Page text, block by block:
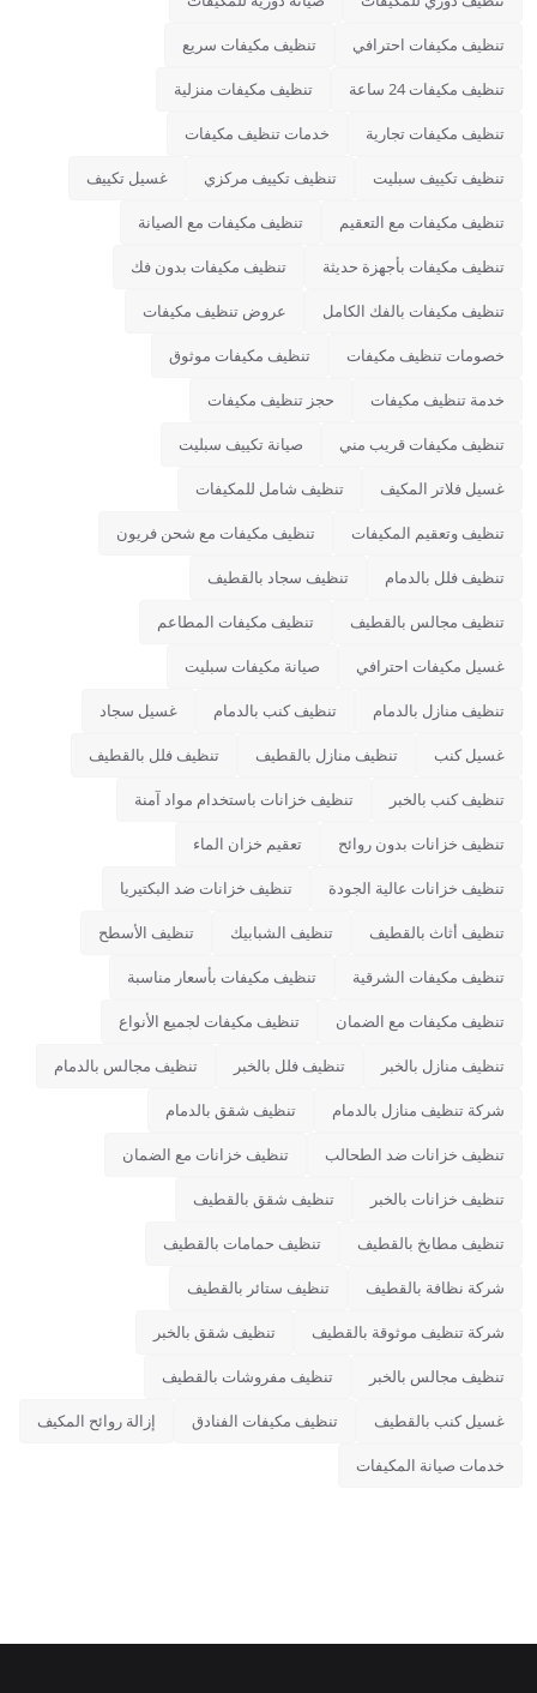
تنظيف مكيفات احترافي تنظيف مكيفات سريع
تنظيف مكيفات 24 ساعة تنظيف مكيفات منزلية
تنظيف مكيفات تجارية خدمات تنظيف مكيفات
تنظيف تكييف سبليت تنظيف تكييف مركزي غسيل تكييف
تنظيف مكيفات مع التعقيم تنظيف مكيفات مع الصيانة
تنظيف مكيفات بأجهزة حديثة تنظيف مكيفات بدون فك
تنظيف مكيفات بالفك الكامل عروض تنظيف مكيفات
خصومات تنظيف مكيفات تنظيف مكيفات موثوق
خدمة تنظيف مكيفات حجز تنظيف مكيفات
تنظيف مكيفات قريب مني صيانة تكييف سبليت
غسيل فلاتر المكيف تنظيف شامل للمكيفات
تنظيف وتعقيم المكيفات تنظيف مكيفات مع شحن فريون
تنظيف فلل بالدمام تنظيف سجاد بالقطيف
تنظيف مجالس بالقطيف تنظيف مكيفات المطاعم
غسيل مكيفات احترافي صيانة مكيفات سبليت
تنظيف منازل بالدمام تنظيف كنب بالدمام غسيل سجاد
غسيل كنب تنظيف منازل بالقطيف تنظيف فلل بالقطيف
تنظيف كنب بالخبر تنظيف خزانات باستخدام مواد آمنة
تنظيف خزانات بدون روائح تعقيم خزان الماء
تنظيف خزانات عالية الجودة تنظيف خزانات ضد البكتيريا
تنظيف أثاث بالقطيف تنظيف الشبابيك تنظيف الأسطح
تنظيف مكيفات الشرقية تنظيف مكيفات بأسعار مناسبة
تنظيف مكيفات مع الضمان تنظيف مكيفات لجميع الأنواع
تنظيف منازل بالخبر تنظيف فلل بالخبر تنظيف مجالس بالدمام
شركة تنظيف منازل بالدمام تنظيف شقق بالدمام
تنظيف خزانات ضد الطحالب تنظيف خزانات مع الضمان
تنظيف خزانات بالخبر تنظيف شقق بالقطيف
تنظيف مطابخ بالقطيف تنظيف حمامات بالقطيف
شركة نظافة بالقطيف تنظيف ستائر بالقطيف
شركة تنظيف موثوقة بالقطيف تنظيف شقق بالخبر
تنظيف مجالس بالخبر تنظيف مفروشات بالقطيف
غسيل كنب بالقطيف تنظيف مكيفات الفنادق إزالة روائح المكيف
خدمات صيانة المكيفات